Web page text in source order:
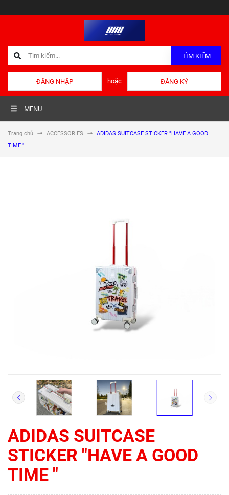
TÌM KIẾM
ĐĂNG NHẬP hoặc ĐĂNG KÝ
MENU
Trang chủ ACCESSORIES
ADIDAS SUITCASE STICKER "HAVE A GOOD
TIME "
ADIDAS SUITCASE
STICKER "HAVE A GOOD
TIME "